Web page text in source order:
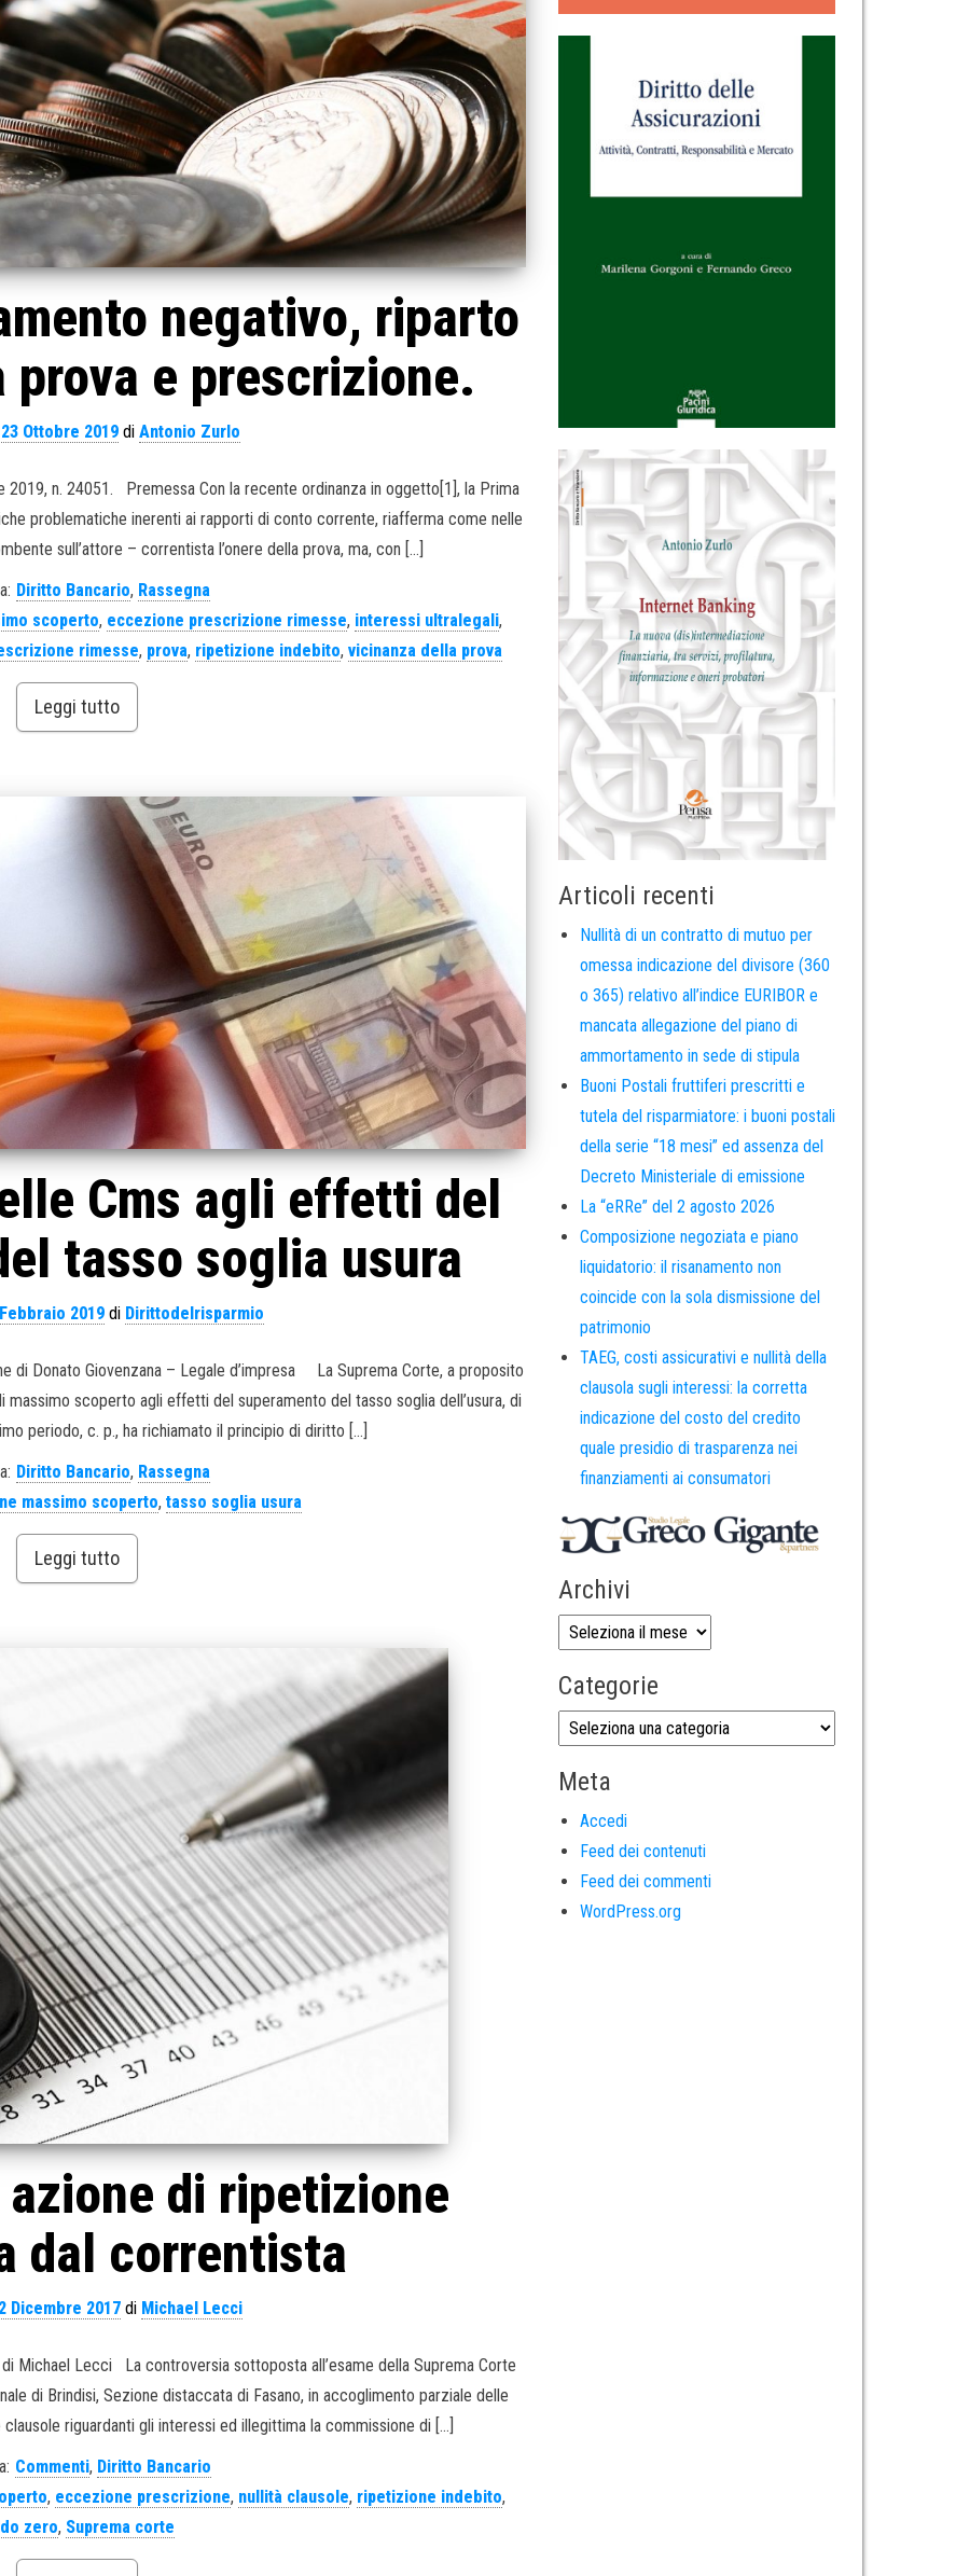
negativo, riparto
prova e prescrizione.
23 Ottobre 2019di Antonio Zurlo
2019, n. 24051. Premessa Con la recente ordinanza in oggetto[1], la Prima
problematiche inerenti ai rapporti di conto corrente, riafferma come nelle
sull’attore – correntista l’onere della prova, ma, con […]
Diritto Bancario, Rassegna
scoperto, eccezione prescrizione rimesse, interessi ultralegali,
rimesse, prova, ripetizione indebito, vicinanza della prova
Leggi tutto
Cms agli effetti del
tasso soglia usura
2019di Dirittodelrisparmio
di Donato Giovenzana – Legale d’impresa La Suprema Corte, a proposito
scoperto agli effetti del superamento del tasso soglia dell’usura, di
periodo, c. p., ha richiamato il principio di diritto […]
Diritto Bancario, Rassegna
massimo scoperto,tasso soglia usura
Leggi tutto
di ripetizione
dal correntista
2 Dicembre 2017 di Michael Lecci
Michael Lecci La controversia sottoposta all’esame della Suprema Corte
di Brindisi, Sezione distaccata di Fasano, in accoglimento parziale delle
riguardanti gli interessi ed illegittima la commissione di […]
Commenti, Diritto Bancario
, eccezione prescrizione, nullità clausole, ripetizione indebito,
zero, Suprema corte
Articoli recenti
Nullità di un contratto di mutuo per
omessa indicazione del divisore (360
o 365) relativo all’indice EURIBOR e
mancata allegazione del piano di
ammortamento in sede di stipula
Buoni Postali fruttiferi prescritti e
tutela del risparmiatore: i buoni postali
della serie “18 mesi” ed assenza del
Decreto Ministeriale di emissione
La “eRRe” del 2 agosto 2026
Composizione negoziata e piano
liquidatorio: il risanamento non
coincide con la sola dismissione del
patrimonio
TAEG, costi assicurativi e nullità della
clausola sugli interessi: la corretta
indicazione del costo del credito
quale presidio di trasparenza nei
finanziamenti ai consumatori
Archivi
Categorie
Meta
Accedi
Feed dei contenuti
Feed dei commenti
WordPress.org